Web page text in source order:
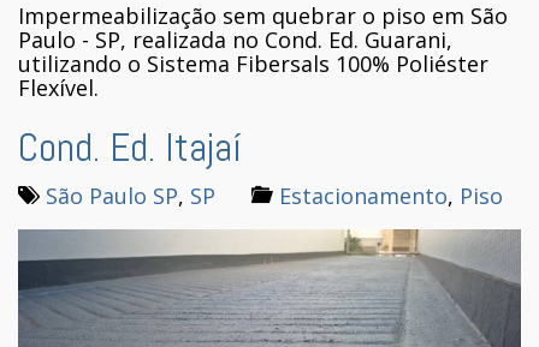
Impermeabilização sem quebrar o piso em São
Paulo - SP, realizada no Cond. Ed. Guarani,
utilizando o Sistema Fibersals 100% Poliéster
Flexível.
Cond. Ed. Itajaí
São Paulo SP, SP Estacionamento, Piso